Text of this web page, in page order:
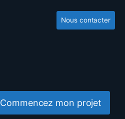
Nous contacter
Commencez mon projet